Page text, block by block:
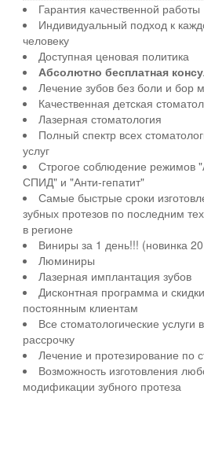
Гарантия качественной работы
Индивидуальный подход к
человеку
Доступная ценовая политика
Абсолютно бесплатная
Лечение зубов без боли и бор
Качественная детская
Лазерная стоматология
Полный спектр всех
услуг
Строгое соблюдение режимов
СПИД" и "Анти-гепатит"
Самые быстрые сроки
зубных протезов по последним
в регионе
Виниры за 1 день!!! (новинка
Люминиры
Лазерная имплантация зубов
Дисконтная программа и скидки
постоянным клиентам
Все стоматологические услуги в
рассрочку
Лечение и протезирование по
Возможность изготовления
модификации зубного протеза